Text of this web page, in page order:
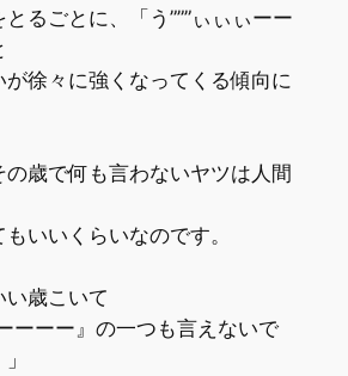
るごとに、「う”””ぃぃぃーー
徐々に強くなってくる傾向に
歳で何も言わないヤツは人間
いいくらいなのです。
歳こいて
ーー』の一つも言えないで